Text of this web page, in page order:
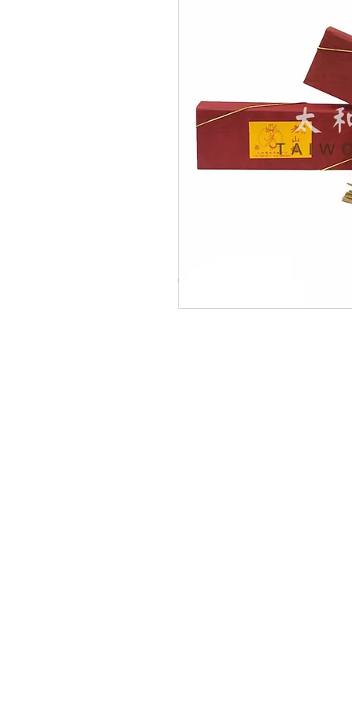
© Copyright Taiwo.online